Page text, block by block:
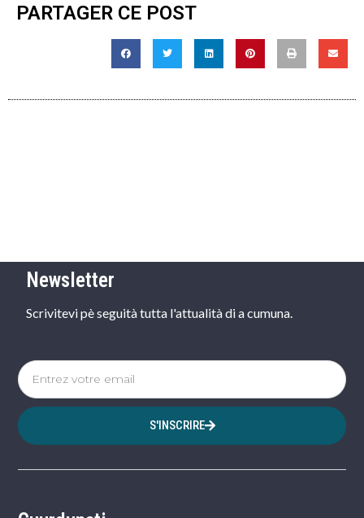
PARTAGER CE POST
Newsletter
Scrivitevi pè seguità tutta l'attualità di a cumuna.
S'INSCRIRE